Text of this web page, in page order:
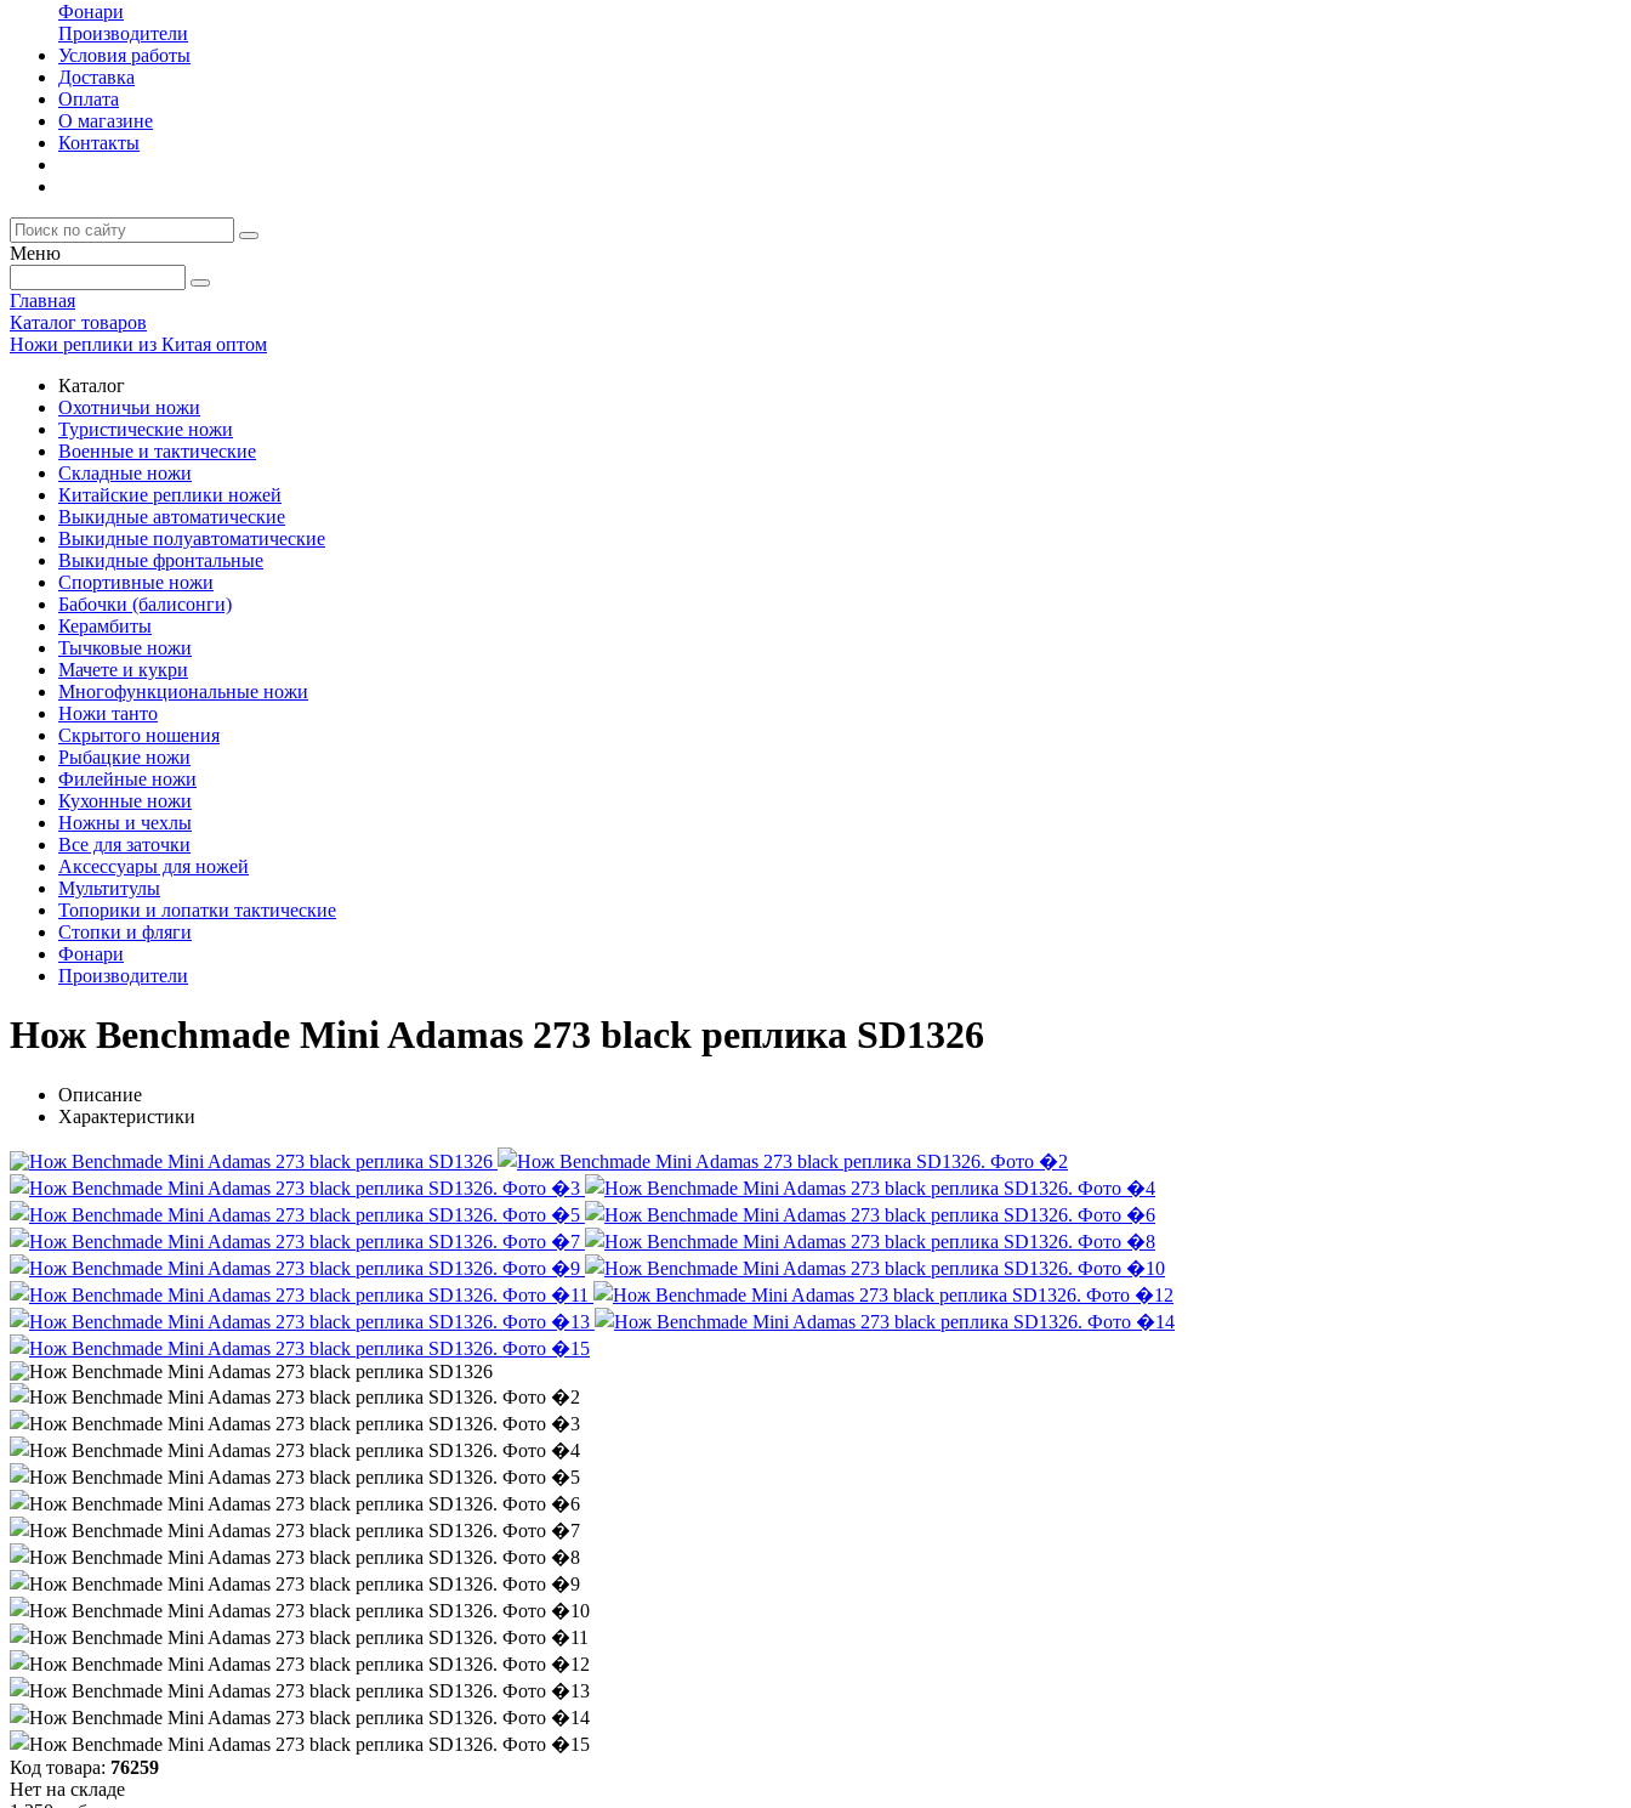
Фонари
Производители
Условия работы
Доставка
Оплата
О магазине
Контакты
Меню
Главная
Каталог товаров
Ножи реплики из Китая оптом
Каталог
Охотничьи ножи
Туристические ножи
Военные и тактические
Складные ножи
Китайские реплики ножей
Выкидные автоматические
Выкидные полуавтоматические
Выкидные фронтальные
Спортивные ножи
Бабочки (балисонги)
Керамбиты
Тычковые ножи
Мачете и кукри
Многофункциональные ножи
Ножи танто
Скрытого ношения
Рыбацкие ножи
Филейные ножи
Кухонные ножи
Ножны и чехлы
Все для заточки
Аксессуары для ножей
Мультитулы
Топорики и лопатки тактические
Стопки и фляги
Фонари
Производители
Нож Benchmade Mini Adamas 273 black реплика SD1326
Описание
Характеристики
Код товара: 76259
Нет на складе